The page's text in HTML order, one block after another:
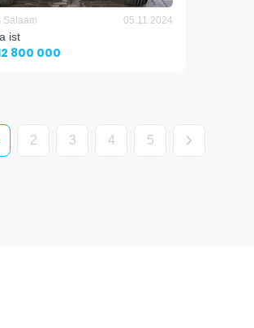
Salaam 05.11.2024
ist
800 000
2 3 4 5